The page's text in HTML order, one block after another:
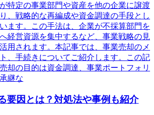
特定の事業部門や資産を他の企業に譲渡
、戦略的な再編成や資金調達の手段とし
ます。この手法は、企業が不採算部門を
経営資源を集中するなど、事業戦略の見
用されます。本記事では、事業売却のメ
、手続きについてご紹介します。この記
却の目的は資金調達、事業ポートフォリ
継な
要因とは？対処法や事例も紹介